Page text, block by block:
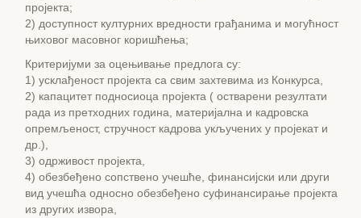
пројекта;
2) доступност културних вредности грађанима и могућност
њиховог масовног коришћења;
Критеријуми за оцењивање предлога су:
1) усклађеност пројекта са свим захтевима из Конкурса,
2) капацитет подносиоца пројекта ( остварени резултати
рада из претходних година, материјална и кадровска
опремљеност, стручност кадрова укључених у пројекат и
др.),
3) одрживост пројекта,
4) обезбеђено сопствено учешће, финансијски или други
вид учешћа односно обезбеђено суфинансирање пројекта
из других извора,